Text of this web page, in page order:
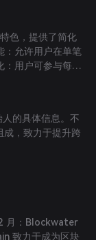
色，提供了简化
：允许用户在单笔
：用户可参与每周
平台经过多次审
划，用户可通过
的具体信息。不
成，致力于提升跨
月：Blockwater
致力于成为区块